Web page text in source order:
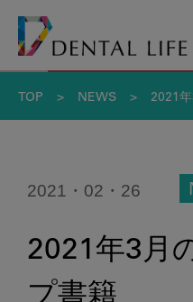
TOP > NEWS > 2021
2021・02・26
2021年3月